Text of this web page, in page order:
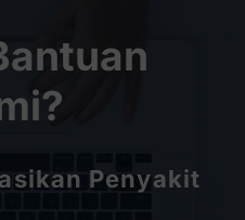
Penyakit